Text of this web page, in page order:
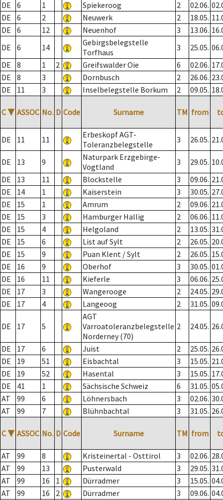
DE
6 1 Spiekeroog 2 02.06.
DE
6 2 Neuwerk 2 18.05.
DE
6 12 Neuenhof 3 13.06.
DE
6 14
Gebirgsbelegstelle
Torfhaus
3 25.05.
DE
8 1 2 Greifswalder Oie 6 02.06.
DE
8 3 Dornbusch 2 26.06.
DE
11 3 Inselbelegstelle Borkum 2 09.05.
C ▼ ASSOC No. D Code Surname TM from
DE 11 11
Erbeskopf AGT-
Toleranzbelegstelle
3 26.05.
DE 13 9
Naturpark Erzgebirge-
Vogtland
3 29.05.
DE
13 11 Blockstelle 3 09.06.
DE
14 1 Kaiserstein 3 30.05.
DE
15 1 Amrum 2 09.06.
DE
15 3 Hamburger Hallig 2 06.06.
DE
15 4 Helgoland 2 13.05.
DE
15 6 List auf Sylt 2 26.05.
DE
15 9 Puan Klent / Sylt 2 26.05.
DE
16 9 Oberhof 3 30.05.
DE
16 11 Kieferle 3 06.06.
DE
17 3 Wangerooge 2 24.05.
DE
17 4 Langeoog 2 31.05.
DE 17 5
AGT
Varroatoleranzbelegstelle
Norderney (70)
2 24.05.
DE 17 6 Juist 2 25.05.
DE
19 51 Eisbachtal 3 15.05.
DE
19 52 Hasental 3 15.05.
DE
41 1 Sächsische Schweiz 6 31.05.
AT
99 6 Löhnersbach 3 02.06.
AT
99 7 Blühnbachtal 3 31.05.
C ▼ ASSOC No. D Code Surname TM from
AT 99 8 Kristeinertal - Osttirol 3 02.06.
AT
99 13 Pusterwald 3 29.05.
AT
99 16 1 Dürradmer 3 15.05.
AT
99 16 2 Dürradmer 3 09.06.